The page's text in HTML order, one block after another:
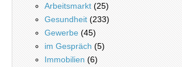
Arbeitsmarkt (25)
Gesundheit (233)
Gewerbe (45)
im Gespräch (5)
Immobilien (6)